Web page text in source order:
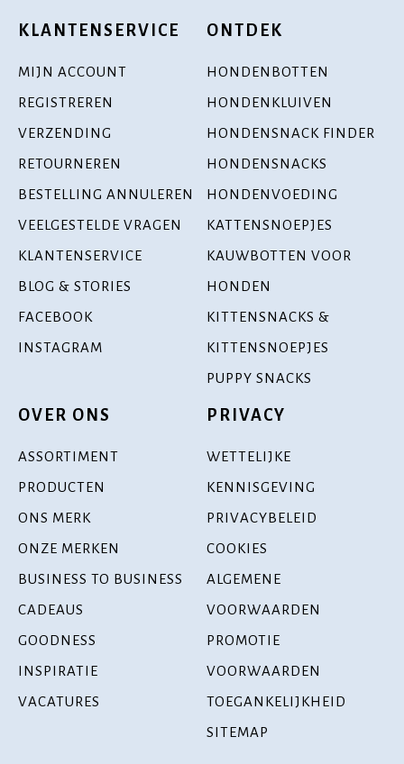
KLANTENSERVICE
MIJN ACCOUNT
REGISTREREN
VERZENDING
RETOURNEREN
BESTELLING ANNULEREN
VEELGESTELDE VRAGEN
KLANTENSERVICE
BLOG & STORIES
FACEBOOK
INSTAGRAM
ONTDEK
HONDENBOTTEN
HONDENKLUIVEN
HONDENSNACK FINDER
HONDENSNACKS
HONDENVOEDING
KATTENSNOEPJES
KAUWBOTTEN VOOR
HONDEN
KITTENSNACKS &
KITTENSNOEPJES
PUPPY SNACKS
OVER ONS
ASSORTIMENT
PRODUCTEN
ONS MERK
ONZE MERKEN
BUSINESS TO BUSINESS
CADEAUS
GOODNESS
INSPIRATIE
VACATURES
PRIVACY
WETTELIJKE
KENNISGEVING
PRIVACYBELEID
COOKIES
ALGEMENE
VOORWAARDEN
PROMOTIE
VOORWAARDEN
TOEGANKELIJKHEID
SITEMAP